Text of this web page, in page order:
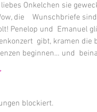
Onkelchen sie
die    Wunschbriefe
Penelop und  Emanuel
gibt, kramen die
beginnen… und
blockiert.